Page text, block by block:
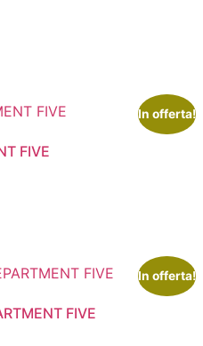
In offerta!
FIVE
In offerta!
FIVE